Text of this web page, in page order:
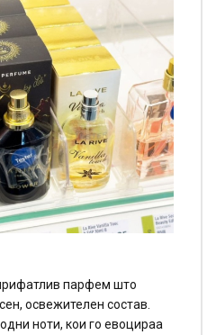
парфем што
освежителен состав.
ноти, кои го евоцираа